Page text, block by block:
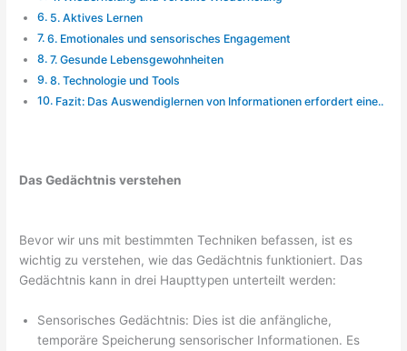
5. Aktives Lernen
6. Emotionales und sensorisches Engagement
7. Gesunde Lebensgewohnheiten
8. Technologie und Tools
Fazit: Das Auswendiglernen von Informationen erfordert eine..
Das Gedächtnis verstehen
Bevor wir uns mit bestimmten Techniken befassen, ist es
wichtig zu verstehen, wie das Gedächtnis funktioniert. Das
Gedächtnis kann in drei Haupttypen unterteilt werden:
Sensorisches Gedächtnis: Dies ist die anfängliche,
temporäre Speicherung sensorischer Informationen. Es